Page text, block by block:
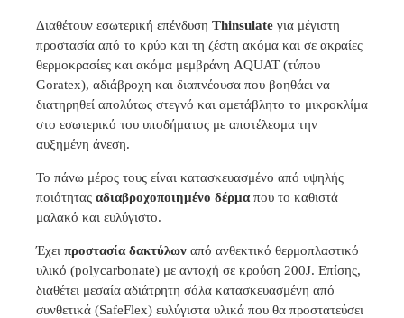
Διαθέτουν εσωτερική επένδυση Thinsulate για μέγιστη
προστασία από το κρύο και τη ζέστη ακόμα και σε ακραίες
θερμοκρασίες και ακόμα μεμβράνη AQUAT (τύπου
Goratex), αδιάβροχη και διαπνέουσα που βοηθάει να
διατηρηθεί απολύτως στεγνό και αμετάβλητο το μικροκλίμα
στο εσωτερικό του υποδήματος με αποτέλεσμα την
αυξημένη άνεση.
Το πάνω μέρος τους είναι κατασκευασμένο από υψηλής
ποιότητας αδιαβροχοποιημένο δέρμα που το καθιστά
μαλακό και ευλύγιστο.
Έχει προστασία δακτύλων από ανθεκτικό θερμοπλαστικό
υλικό (polycarbonate) με αντοχή σε κρούση 200J. Επίσης,
διαθέτει μεσαία αδιάτρητη σόλα κατασκευασμένη από
συνθετικά (SafeFlex) ευλύγιστα υλικά που θα προστατεύσει